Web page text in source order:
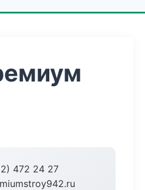
472 24 27